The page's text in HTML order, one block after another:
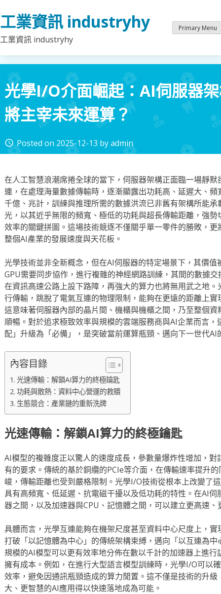
to
content
工業資訊 industryhy
工業資訊 industryhy
Primary Menu
光學I/O介面崛起：AI伺服器
將主宰未來運算？
access_time Posted on 2025-12-13 byadmin
在人工智慧浪潮席捲全球的當下，伺服器架構正面臨一場靜
連，在處理海量數據傳輸時，逐漸顯露出功耗高、延遲大、
千億、兆計，訓練與推理所需的數據洪流已非舊有架構所能
光，以其近乎無限的頻寬、極低的功耗與超長傳輸距離，強
效率的關鍵拼圖。這場技術競逐不僅關乎單一零件的勝敗，
整個AI產業的發展速度與天花板。
光學技術並非全新概念，但在AI伺服器的特定場景下，其價
GPU需要同步協作，進行複雜的神經網路訓練，其間的數據
在資訊高速公路上設下路障，再強大的算力也將無用武之地
行傳輸，跳脫了電氣互連的物理限制，能夠在更遠的距離上
這意味著伺服器內部的晶片間、機櫃與機櫃之間，乃至整個
順暢。對於追求極致效率與規模的雲端服務商與AI企業而言
配」升級為「必備」，是突破當前運算瓶頸、邁向下一世代AI
內容目錄
光速傳輸：解鎖AI算力的終極鑰匙
功耗與散熱：資料中心營運的救贖
生態競合：產業鏈的重新洗牌
光速傳輸：解鎖AI算力的終極鑰匙
AI模型的複雜度正以驚人的速度成長，參數量爆炸性增加，
有的要求。傳統的基於銅纜的PCIe等介面，在傳輸速率提升
峻，傳輸距離也受到嚴格限制。光學I/O技術從根本上改變了
具有高頻寬、低延遲、抗電磁干擾以及低功耗的特性。在AI
器之間，以及加速器與CPU、記憶體之間，可以建立更高速
具體而言，光學互連能夠在機架尺度甚至資料中心尺度上，
打破「以記憶體為中心」的傳統架構束縛，邁向「以互連為
規模的AI模型可以更有效率地分佈在數以千計的加速器上進
擁有成本。例如，在進行大型語言模型訓練時，光學I/O可以
效率，避免因通訊瓶頸造成的算力閒置。這不僅是技術的升
大、更智慧的AI應用得以快速落地成為可能。